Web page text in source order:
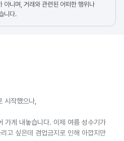
아니며, 거래와 관련된 어떠한 행위나
니다.
시작했으나,
가게 내놓습니다. 이제 여름 성수기가
고 싶은데 겸업금지로 인해 아깝지만